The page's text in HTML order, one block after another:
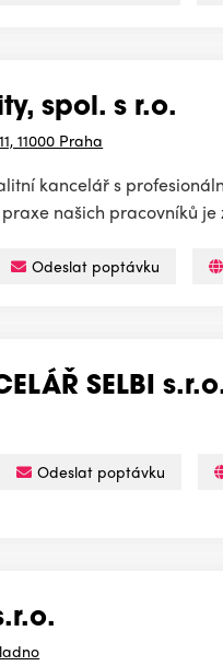
spol. s r.o.
11000 Praha
kancelář s
našich pracovníků je
Odeslat poptávku
SELBI
Odeslat poptávku